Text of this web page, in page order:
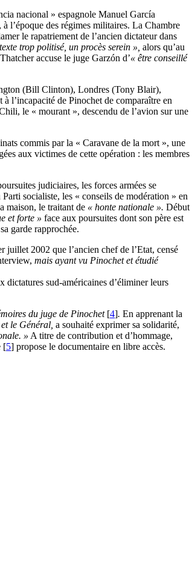
nacional » espagnole Manuel García
l’époque des régimes militaires. La Chambre
le rapatriement de l’ancien dictateur dans
trop politisé, un procès serein », alors qu’au
accuse le juge Garzón d’« être conseillé
(Bill Clinton), Londres (Tony Blair),
l’incapacité de Pinochet de comparaître en
le « mourant », descendu de l’avion sur une
commis par la « Caravane de la mort », une
aux victimes de cette opération : les membres
judiciaires, les forces armées se
socialiste, les « conseils de modération » en
maison, le traitant de « honte nationale ». Début
et forte » face aux poursuites dont son père est
garde rapprochée.
juillet 2002 que l’ancien chef de l’Etat, censé
mais ayant vu Pinochet et étudié
sud-américaines d’éliminer leurs
du juge de Pinochet[4]. En apprenant la
le Général, a souhaité exprimer sa solidarité,
» A titre de contribution et d’hommage,
[5] propose le documentaire en libre accès.